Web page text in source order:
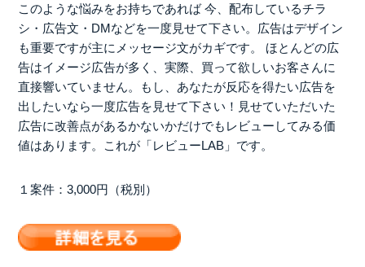
このような悩みをお持ちであれば 今、配布しているチラ
シ・広告文・DMなどを一度見せて下さい。広告はデザイン
も重要ですが主にメッセージ文がカギです。 ほとんどの広
告はイメージ広告が多く、実際、買って欲しいお客さんに
直接響いていません。もし、あなたが反応を得たい広告を
出したいなら一度広告を見せて下さい！見せていただいた
広告に改善点があるかないかだけでもレビューしてみる価
値はあります。これが「レビューLAB」です。
１案件：3,000円（税別）